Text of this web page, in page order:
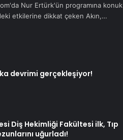
Nur Ertürk'ün programına konuk
etkilerine dikkat çeken Akın,…
devrimi gerçekleşiyor!
Diş Hekimliği Fakültesi ilk, Tıp
uğurladı!